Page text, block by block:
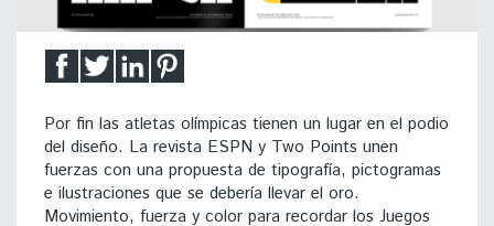
Por fin las atletas olímpicas tienen un lugar en el podio
del diseño. La revista ESPN y Two Points unen
fuerzas con una propuesta de tipografía, pictogramas
e ilustraciones que se debería llevar el oro.
Movimiento, fuerza y color para recordar los Juegos